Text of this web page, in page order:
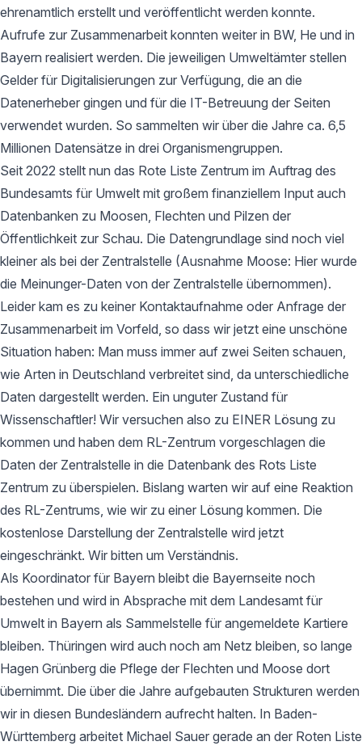
ehrenamtlich erstellt und veröffentlicht werden konnte.
Aufrufe zur Zusammenarbeit konnten weiter in BW, He und in
Bayern realisiert werden. Die jeweiligen Umweltämter stellen
Gelder für Digitalisierungen zur Verfügung, die an die
Datenerheber gingen und für die IT-Betreuung der Seiten
verwendet wurden. So sammelten wir über die Jahre ca. 6,5
Millionen Datensätze in drei Organismengruppen.
Seit 2022 stellt nun das Rote Liste Zentrum im Auftrag des
Bundesamts für Umwelt mit großem finanziellem Input auch
Datenbanken zu Moosen, Flechten und Pilzen der
Öffentlichkeit zur Schau. Die Datengrundlage sind noch viel
kleiner als bei der Zentralstelle (Ausnahme Moose: Hier wurde
die Meinunger-Daten von der Zentralstelle übernommen).
Leider kam es zu keiner Kontaktaufnahme oder Anfrage der
Zusammenarbeit im Vorfeld, so dass wir jetzt eine unschöne
Situation haben: Man muss immer auf zwei Seiten schauen,
wie Arten in Deutschland verbreitet sind, da unterschiedliche
Daten dargestellt werden. Ein unguter Zustand für
Wissenschaftler! Wir versuchen also zu EINER Lösung zu
kommen und haben dem RL-Zentrum vorgeschlagen die
Daten der Zentralstelle in die Datenbank des Rots Liste
Zentrum zu überspielen. Bislang warten wir auf eine Reaktion
des RL-Zentrums, wie wir zu einer Lösung kommen. Die
kostenlose Darstellung der Zentralstelle wird jetzt
eingeschränkt. Wir bitten um Verständnis.
Als Koordinator für Bayern bleibt die Bayernseite noch
bestehen und wird in Absprache mit dem Landesamt für
Umwelt in Bayern als Sammelstelle für angemeldete Kartiere
bleiben. Thüringen wird auch noch am Netz bleiben, so lange
Hagen Grünberg die Pflege der Flechten und Moose dort
übernimmt. Die über die Jahre aufgebauten Strukturen werden
wir in diesen Bundesländern aufrecht halten. In Baden-
Württemberg arbeitet Michael Sauer gerade an der Roten Liste